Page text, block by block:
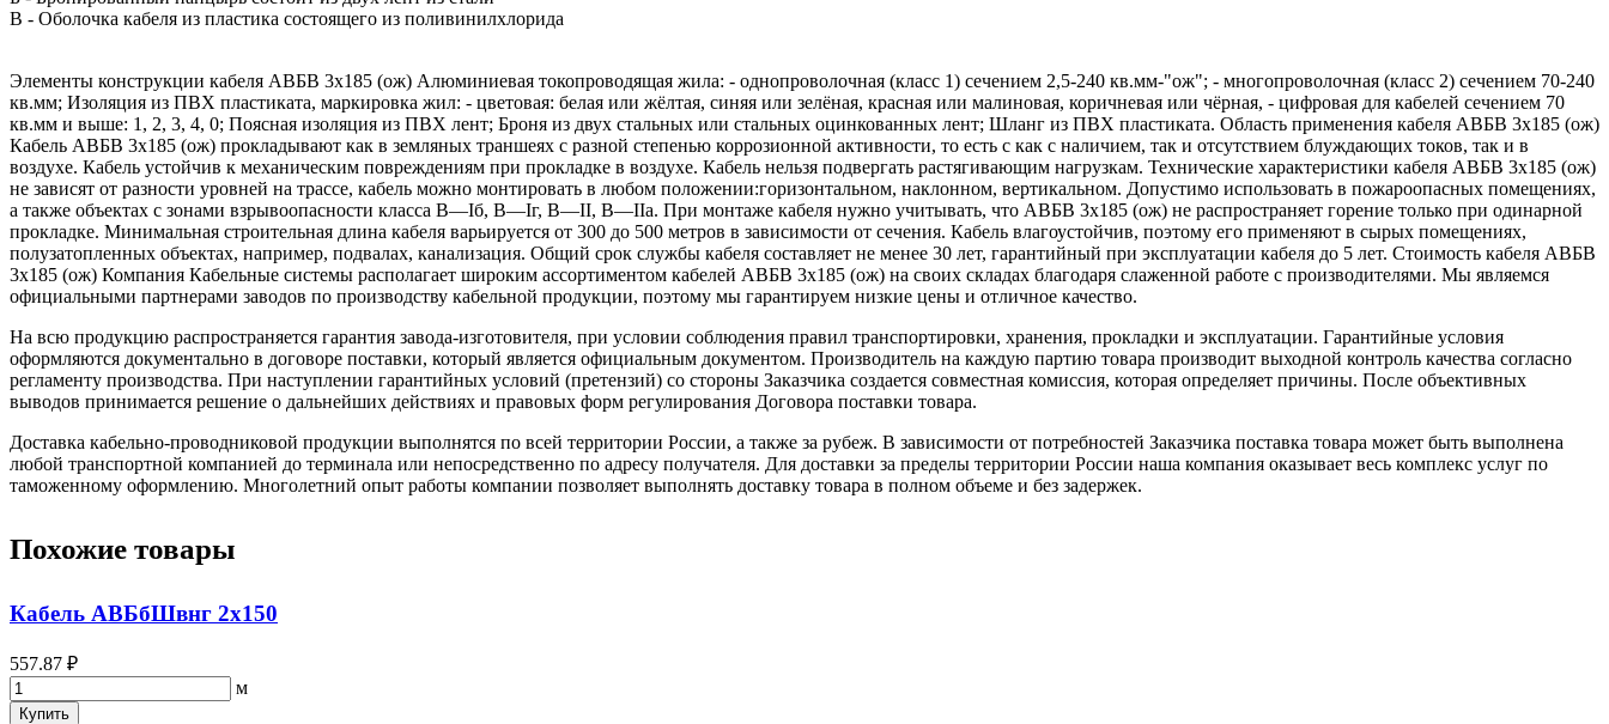
В - Оболочка кабеля из пластика состоящего из поливинилхлорида
Элементы конструкции кабеля АВБВ 3х185 (ож) Алюминиевая токопроводящая жила: - однопроволочная (класс 1) сечением 2,5-240 кв.мм-"ож"; - многопроволочная (класс 2) сечением 70-240
кв.мм; Изоляция из ПВХ пластиката, маркировка жил: - цветовая: белая или жёлтая, синяя или зелёная, красная или малиновая, коричневая или чёрная, - цифровая для кабелей сечением 70
кв.мм и выше: 1, 2, 3, 4, 0; Поясная изоляция из ПВХ лент; Броня из двух стальных или стальных оцинкованных лент; Шланг из ПВХ пластиката. Область применения кабеля АВБВ 3х185 (ож)
Кабель АВБВ 3х185 (ож) прокладывают как в земляных траншеях с разной степенью коррозионной активности, то есть с как с наличием, так и отсутствием блуждающих токов, так и в
воздухе. Кабель устойчив к механическим повреждениям при прокладке в воздухе. Кабель нельзя подвергать растягивающим нагрузкам. Технические характеристики кабеля АВБВ 3х185 (ож)
не зависят от разности уровней на трассе, кабель можно монтировать в любом положении:горизонтальном, наклонном, вертикальном. Допустимо использовать в пожароопасных помещениях,
а также объектах с зонами взрывоопасности класса B—Iб, B—Iг, В—II, В—IIа. При монтаже кабеля нужно учитывать, что АВБВ 3х185 (ож) не распространяет горение только при одинарной
прокладке. Минимальная строительная длина кабеля варьируется от 300 до 500 метров в зависимости от сечения. Кабель влагоустойчив, поэтому его применяют в сырых помещениях,
полузатопленных объектах, например, подвалах, канализация. Общий срок службы кабеля составляет не менее 30 лет, гарантийный при эксплуатации кабеля до 5 лет. Стоимость кабеля АВБВ
3х185 (ож) Компания Кабельные системы располагает широким ассортиментом кабелей АВБВ 3х185 (ож) на своих складах благодаря слаженной работе с производителями. Мы являемся
официальными партнерами заводов по производству кабельной продукции, поэтому мы гарантируем низкие цены и отличное качество.
На всю продукцию распространяется гарантия завода-изготовителя, при условии соблюдения правил транспортировки, хранения, прокладки и эксплуатации. Гарантийные условия
оформляются документально в договоре поставки, который является официальным документом. Производитель на каждую партию товара производит выходной контроль качества согласно
регламенту производства. При наступлении гарантийных условий (претензий) со стороны Заказчика создается совместная комиссия, которая определяет причины. После объективных
выводов принимается решение о дальнейших действиях и правовых форм регулирования Договора поставки товара.
Доставка кабельно-проводниковой продукции выполнятся по всей территории России, а также за рубеж. В зависимости от потребностей Заказчика поставка товара может быть выполнена
любой транспортной компанией до терминала или непосредственно по адресу получателя. Для доставки за пределы территории России наша компания оказывает весь комплекс услуг по
таможенному оформлению. Многолетний опыт работы компании позволяет выполнять доставку товара в полном объеме и без задержек.
Похожие товары
Кабель АВБбШвнг 2х150
557.87 ₽
м
Купить